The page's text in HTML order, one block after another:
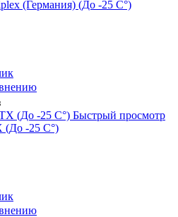
(Германия) (До -25 C°)
Быстрый просмотр
(До -25 C°)